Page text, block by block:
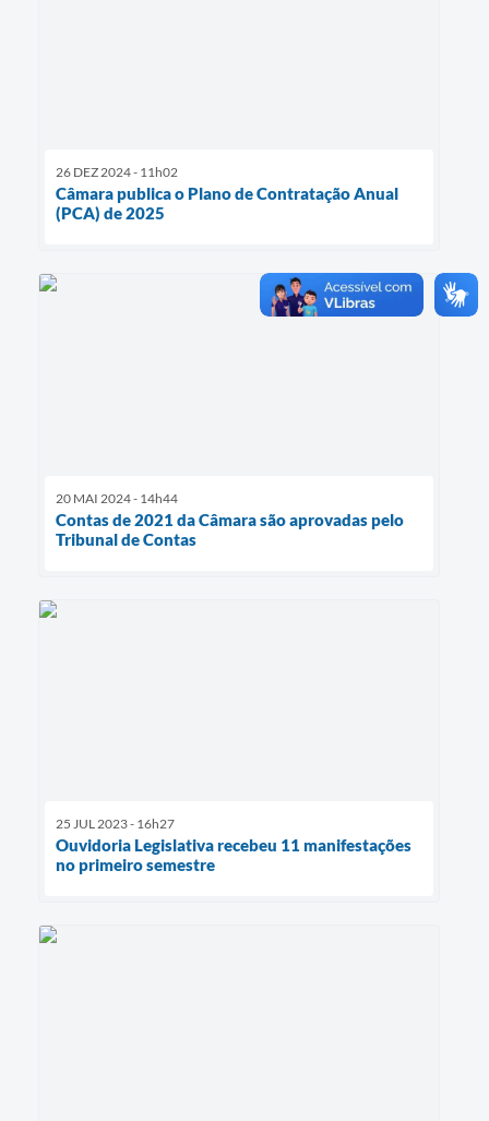
26 DEZ 2024 - 11h02
Câmara publica o Plano de Contratação Anual
(PCA) de 2025
20 MAI 2024 - 14h44
Contas de 2021 da Câmara são aprovadas pelo
Tribunal de Contas
25 JUL 2023 - 16h27
Ouvidoria Legislativa recebeu 11 manifestações
no primeiro semestre